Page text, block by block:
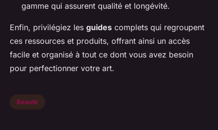
gamme qui assurent qualité et longévité.
Enfin, privilégiez les guides complets qui regroupent
ces ressources et produits, offrant ainsi un accès
facile et organisé à tout ce dont vous avez besoin
pour perfectionner votre art.
Beauté